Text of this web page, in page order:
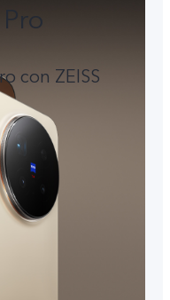
con ZEISS